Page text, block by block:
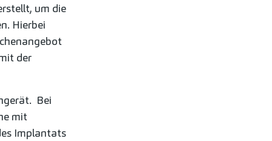
um die
Hierbei
der
Bei
mit
Implantats